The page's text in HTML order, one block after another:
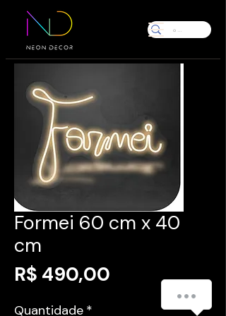
Formei 60 cm x 40
cm
R$ 490,00 Preço
Quantidade *